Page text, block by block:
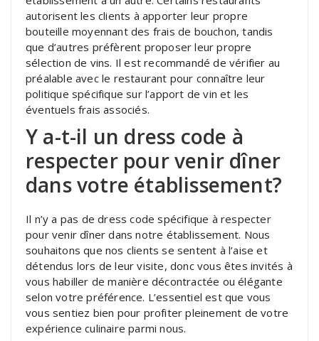
autorisent les clients à apporter leur propre
bouteille moyennant des frais de bouchon, tandis
que d’autres préfèrent proposer leur propre
sélection de vins. Il est recommandé de vérifier au
préalable avec le restaurant pour connaître leur
politique spécifique sur l’apport de vin et les
éventuels frais associés.
Y a-t-il un dress code à
respecter pour venir dîner
dans votre établissement?
Il n’y a pas de dress code spécifique à respecter
pour venir dîner dans notre établissement. Nous
souhaitons que nos clients se sentent à l’aise et
détendus lors de leur visite, donc vous êtes invités à
vous habiller de manière décontractée ou élégante
selon votre préférence. L’essentiel est que vous
vous sentiez bien pour profiter pleinement de votre
expérience culinaire parmi nous.